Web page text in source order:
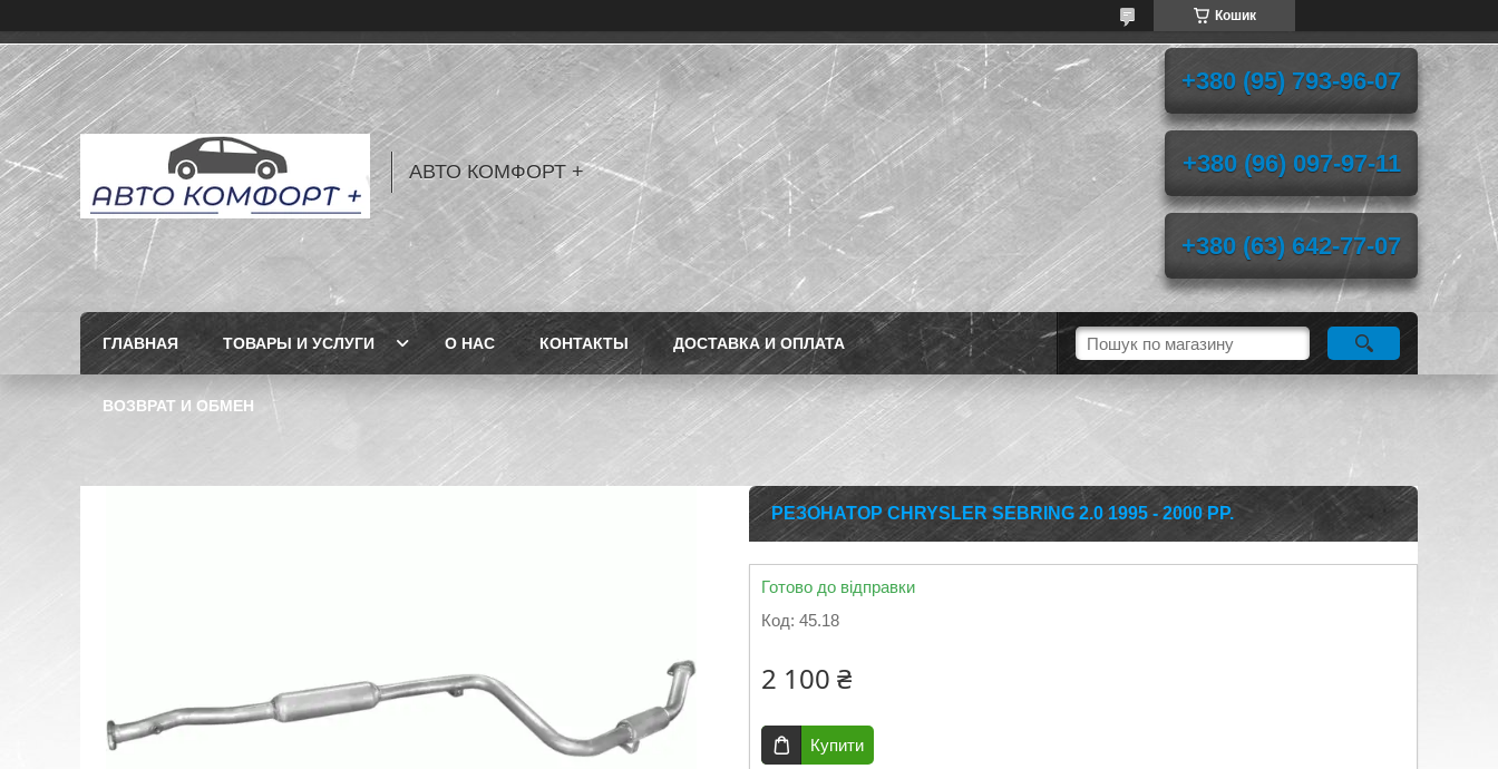
Кошик
АВТО КОМФОРТ +
+380 (95) 793-96-07
+380 (96) 097-97-11
+380 (63) 642-77-07
ГЛАВНАЯ ТОВАРЫ И УСЛУГИ О НАС КОНТАКТЫ ДОСТАВКА И ОПЛАТА
ВОЗВРАТ И ОБМЕН
РЕЗОНАТОР CHRYSLER SEBRING 2.0 1995 - 2000 РР.
Готово до відправки
Код: 45.18
2 100 ₴
Купити